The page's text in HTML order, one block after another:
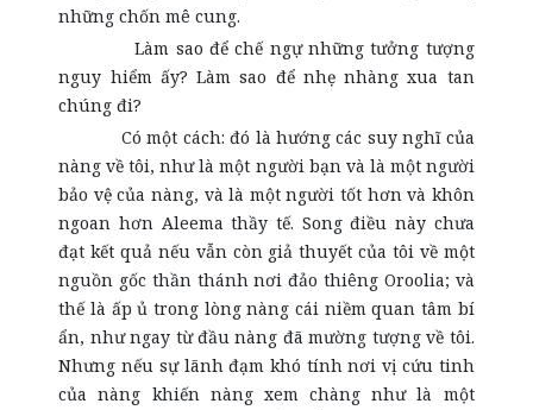
những chốn mê cung.
Làm sao để chế ngự những tưởng tượng
nguy hiểm ấy? Làm sao để nhẹ nhàng xua tan
chúng đi?
Có một cách: đó là hướng các suy nghĩ của
nàng về tôi, như là một người bạn và là một người
bảo vệ của nàng, và là một người tốt hơn và khôn
ngoan hơn Aleema thầy tế. Song điều này chưa
đạt kết quả nếu vẫn còn giả thuyết của tôi về một
nguồn gốc thần thánh nơi đảo thiêng Oroolia; và
thế là ấp ủ trong lòng nàng cái niềm quan tâm bí
ẩn, như ngay từ đầu nàng đã mường tượng về tôi.
Nhưng nếu sự lãnh đạm khó tính nơi vị cứu tinh
của nàng khiến nàng xem chàng như là một